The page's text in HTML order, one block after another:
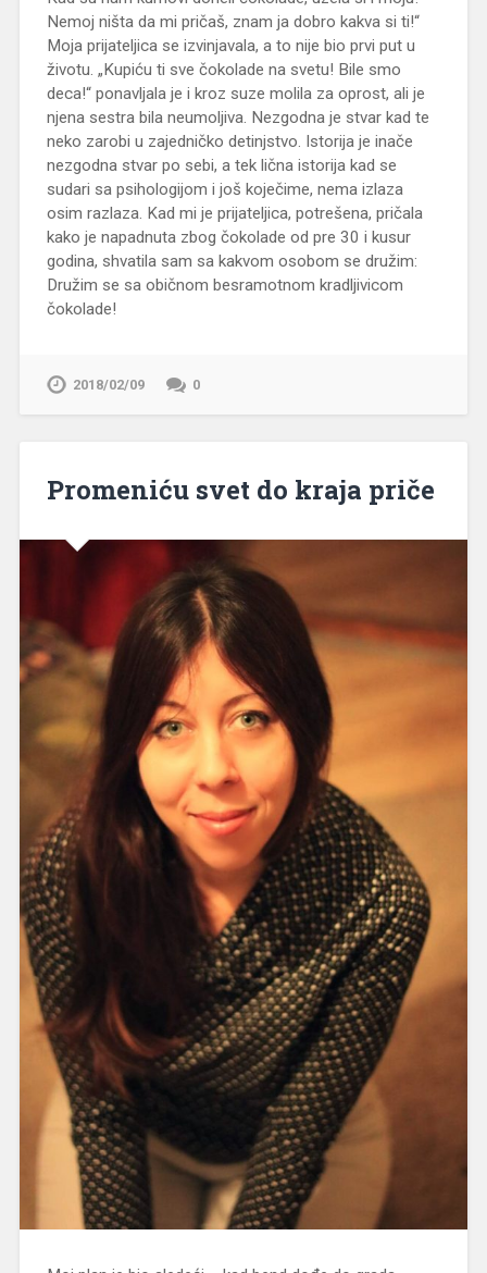
Nemoj ništa da mi pričaš, znam ja dobro kakva si ti!“
Moja prijateljica se izvinjavala, a to nije bio prvi put u
životu. „Kupiću ti sve čokolade na svetu! Bile smo
deca!“ ponavljala je i kroz suze molila za oprost, ali je
njena sestra bila neumoljiva. Nezgodna je stvar kad te
neko zarobi u zajedničko detinjstvo. Istorija je inače
nezgodna stvar po sebi, a tek lična istorija kad se
sudari sa psihologijom i još koječime, nema izlaza
osim razlaza. Kad mi je prijateljica, potrešena, pričala
kako je napadnuta zbog čokolade od pre 30 i kusur
godina, shvatila sam sa kakvom osobom se družim:
Družim se sa običnom besramotnom kradljivicom
čokolade!
2018/02/09 0
Promeniću svet do kraja priče